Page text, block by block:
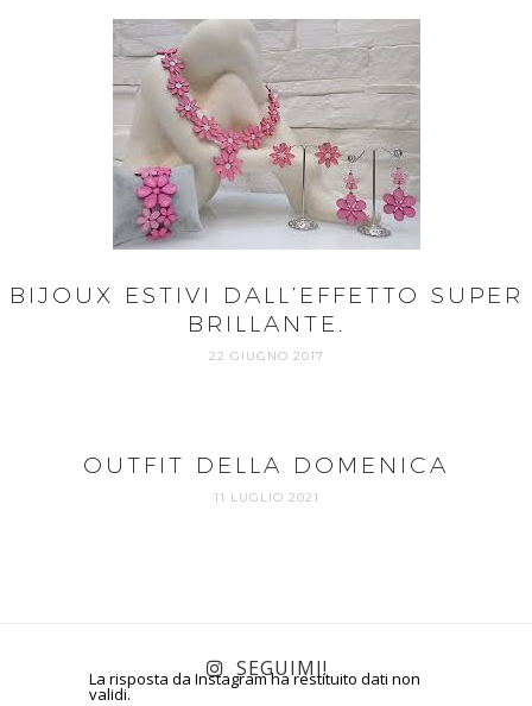
BIJOUX ESTIVI DALL’EFFETTO SUPER
BRILLANTE.
22 GIUGNO 2017
OUTFIT DELLA DOMENICA
11 LUGLIO 2021
La risposta da Instagram ha restituito dati non
validi.
SEGUIMI!